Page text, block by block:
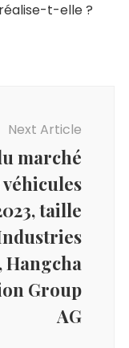
t-elle ?
Next Article
marché
taille
Group
AG